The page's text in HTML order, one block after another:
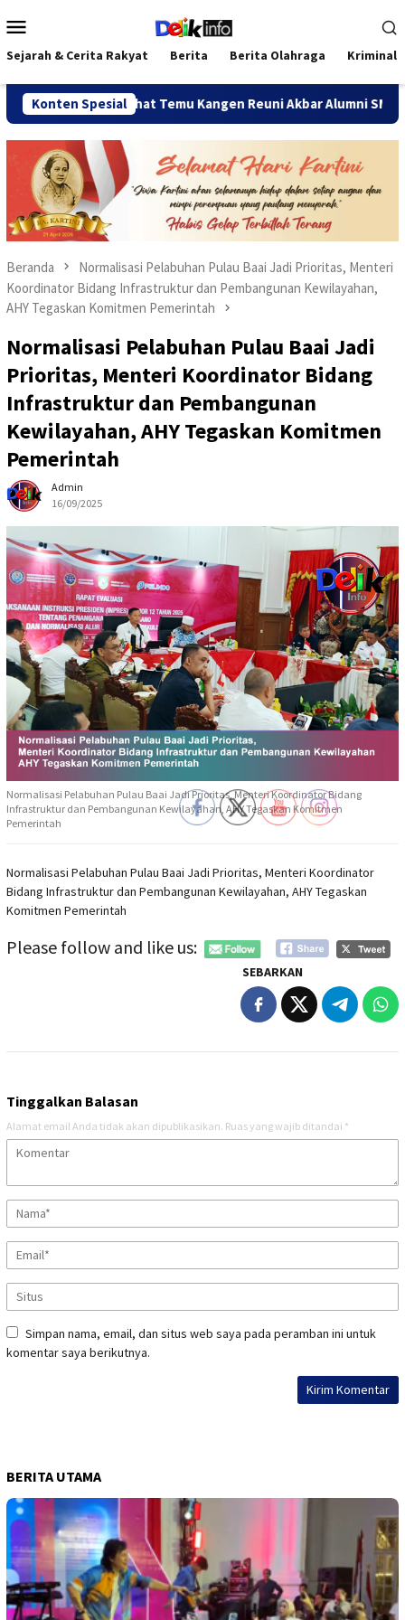
ke
kontenMobile
Sejarah & Cerita Rakyat Berita Berita Olahraga Kriminal
Konten Spesial
Jalan Sehat Temu Kangen Reuni Akbar Alumni SMANDA
Beranda
Normalisasi Pelabuhan Pulau Baai Jadi Prioritas, Menteri
Koordinator Bidang Infrastruktur dan Pembangunan Kewilayahan,
AHY Tegaskan Komitmen Pemerintah
Normalisasi Pelabuhan Pulau Baai Jadi
Prioritas, Menteri Koordinator Bidang
Infrastruktur dan Pembangunan
Kewilayahan, AHY Tegaskan Komitmen
Pemerintah
Admin
16/09/2025
Normalisasi Pelabuhan Pulau Baai Jadi Prioritas, Menteri Koordinator Bidang
Infrastruktur dan Pembangunan Kewilayahan, AHY Tegaskan Komitmen
Pemerintah
Normalisasi Pelabuhan Pulau Baai Jadi Prioritas, Menteri Koordinator
Bidang Infrastruktur dan Pembangunan Kewilayahan, AHY Tegaskan
Komitmen Pemerintah
Please follow and like us:
SEBARKAN
Tinggalkan Balasan
Alamat email Anda tidak akan dipublikasikan. Ruas yang wajib ditandai *
Simpan nama, email, dan situs web saya pada peramban ini untuk
komentar saya berikutnya.
BERITA UTAMA